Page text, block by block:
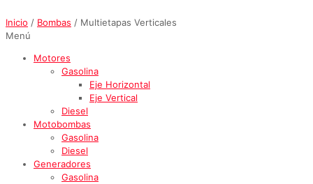
Inicio / Bombas / Multietapas Verticales
Menú
Motores
Gasolina
Eje Horizontal
Eje Vertical
Diesel
Motobombas
Gasolina
Diesel
Generadores
Gasolina